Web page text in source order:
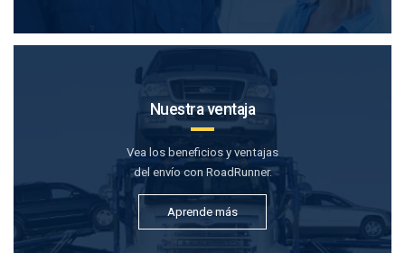
Nuestra ventaja
Vea los beneficios y ventajas
del envío con RoadRunner.
Aprende más